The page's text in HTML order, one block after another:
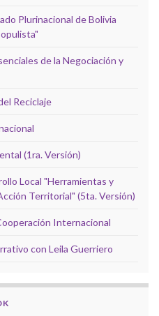
Plurinacional de Bolivia
de la Negociación y
Reciclaje
(1ra. Versión)
Local "Herramientas y
Territorial" (5ta. Versión)
Internacional
con Leila Guerriero